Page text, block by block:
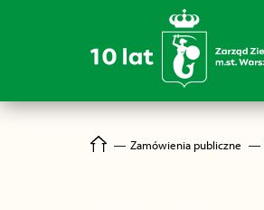
― Zamówienia publiczne ―